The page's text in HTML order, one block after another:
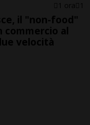
1 ora 1
il "non-food"
commercio al
velocità